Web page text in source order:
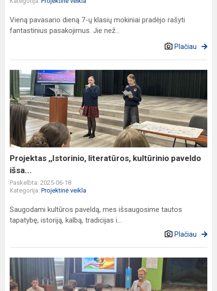
Vieną pavasario dieną 7-ų klasių mokiniai pradėjo rašyti
fantastinius pasakojimus. Jie než...
Plačiau
Projektas
,,Istorinio,
literatūros,
kultūrinio
paveldo
išsa...
Projektas ,,Istorinio, literatūros, kultūrinio paveldo
išsa...
Paskelbta: 2025-06-18
Kategorija: Projektinė veikla
Saugodami kultūros paveldą, mes išsaugosime tautos
tapatybę, istoriją, kalbą, tradicijas i...
Plačiau
Projektas
,,Klimato
kaita